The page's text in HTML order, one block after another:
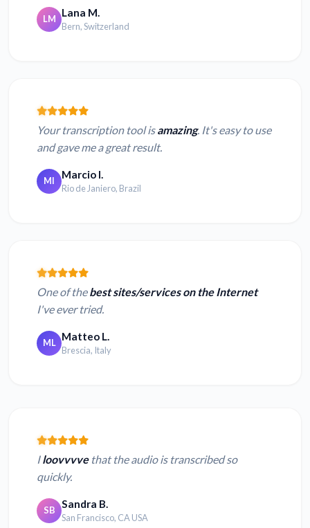
LM Lana M.
Bern, Switzerland
Your transcription tool isamazing. It's easy to use
and gave me a great result.
MI Marcio I.
Rio de Janiero, Brazil
One of thebest sites/services on the Internet
I've ever tried.
ML Matteo L.
Brescia, Italy
Iloovvvvethat the audio is transcribed so
quickly.
SB Sandra B.
San Francisco, CA USA